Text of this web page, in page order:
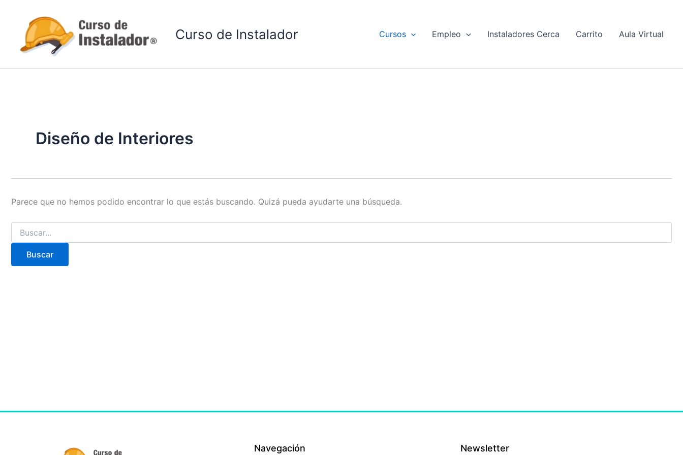
contenido
Curso de Instalador Cursos Empleo Instaladores Cerca Carrito Aula Virtual
Diseño de Interiores
Parece que no hemos podido encontrar lo que estás buscando. Quizá pueda ayudarte una búsqueda.
Navegación Newsletter